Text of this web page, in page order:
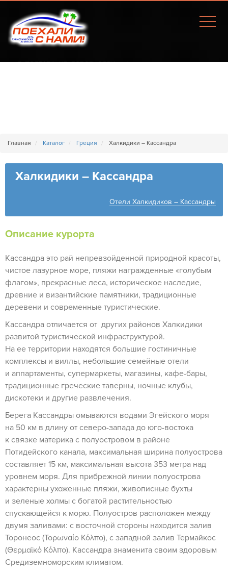
Г. ПОЛТАВА, УЛ. СОБОРНОСТИ, 77А
Главная Каталог Греция Халкидики – Кассандра
Халкидики – Кассандра
Отели Халкидиков – Кассандры
Описание курорта
Кассандра это рай непревзойденной природной красоты,
чистое лазурное море, пляжи награжденные «голубым
флагом», прекрасные леса, историческое наследие,
древние и византийские памятники, традиционные
деревени и современные туристические.
Кассандра отличается от других районов Халкидики
развитой туристической инфраструктурой.
На ее территории находятся большие гостиничные
комплексы и виллы, небольшие семейные отели
и аппартаменты, супермаркеты, магазины, кафе-бары,
традиционные греческие таверны, ночные клубы,
дискотеки и другие развлечения.
Берега Кассандры омываются водами Эгейского моря
на 50 км в длину от северо-запада до юго-востока
к связке материка с полуостровом в районе
Потидейского канала, максимальная ширина полуострова
составляет 15 км, максимальная высота 353 метра над
уровнем моря. Для прибрежной линии полуострова
характерны ухоженные пляжи, живописные бухты
и зеленые холмы с богатой растительностью
спускающейся к морю. Полуостров расположен между
двумя заливами: с восточной стороны находится залив
Торонеос (Τορωναίο Κόλπο), с западной залив Термайкос
(Θερμαϊκό Κόλπο). Кассандра знаменита своим здоровым
Средиземноморским климатом.